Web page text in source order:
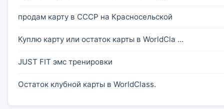
продам карту в СССР на Красносельской
Куплю карту или остаток карты в WorldCla ...
JUST FIT эмс тренировки
Остаток клубной карты в WorldClass.